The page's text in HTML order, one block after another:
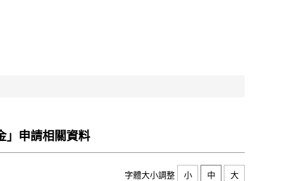
」申請相關資料
字體大小調整 小 中
大